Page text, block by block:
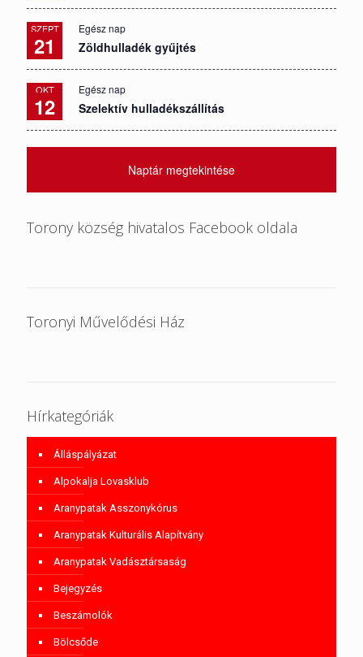
SZEPT
21
Egész nap
Zöldhulladék gyűjtés
OKT
12
Egész nap
Szelektív hulladékszállítás
Naptár megtekintése
Torony község hivatalos Facebook oldala
Toronyi Művelődési Ház
Hírkategóriák
Álláspályázat
Alpokalja Lovasklub
Aranypatak Asszonykórus
Aranypatak Kulturális Alapítvány
Aranypatak Vadásztársaság
Bejegyzés
Beszámolók
Bölcsőde